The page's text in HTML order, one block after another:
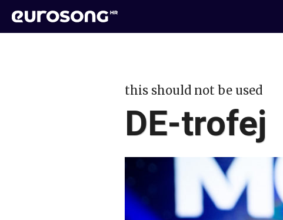
this should not be used
DE-trofej